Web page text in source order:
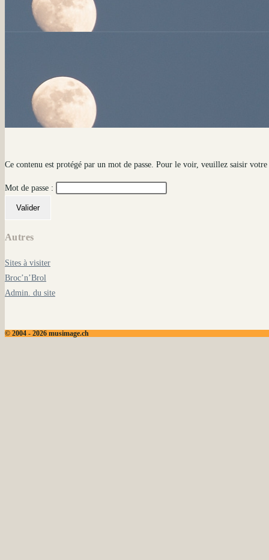
Ce contenu est protégé par un mot de passe. Pour le voir, veuillez saisir votre
Mot de passe :
Autres
Sites à visiter
Broc’n’Brol
Admin. du site
© 2004 - 2026 musimage.ch